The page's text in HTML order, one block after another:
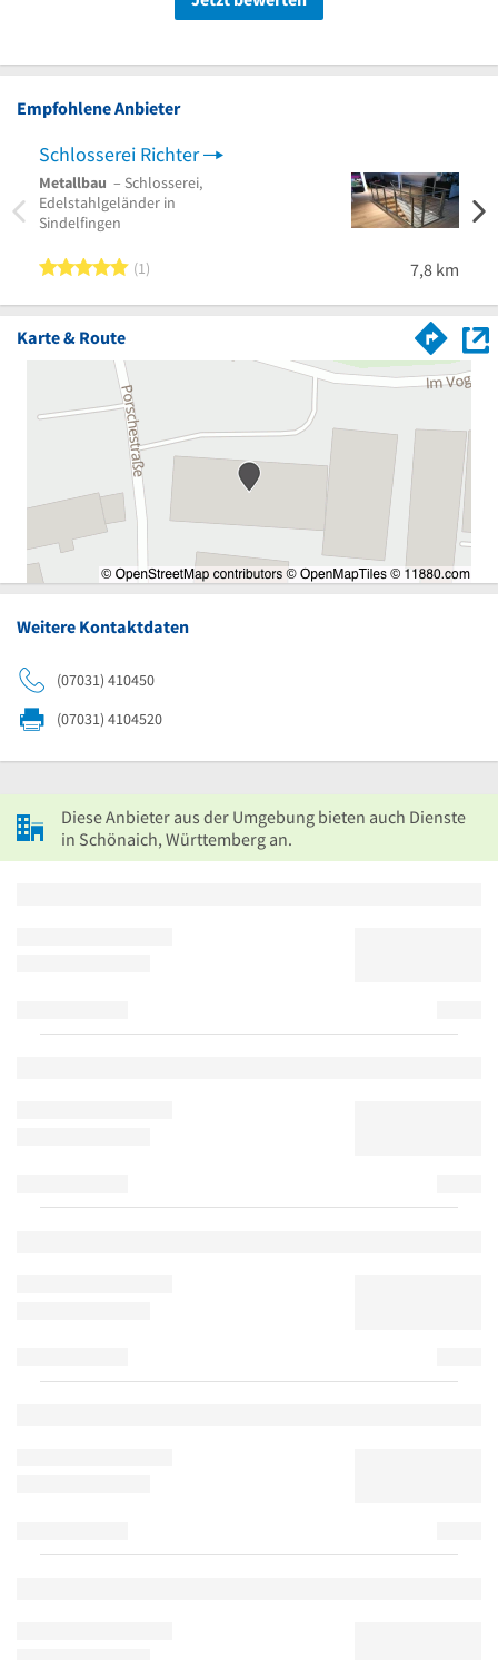
Empfohlene Anbieter
Schlosserei Richter
Metallbau – Schlosserei,
Edelstahlgeländer in
Sindelfingen
5 von 5 Sternen
1 7,8 km
Karte & Route
Weitere Kontaktdaten
(07031) 410450
(07031) 4104520
Diese Anbieter aus der Umgebung bieten auch Dienste
in Schönaich, Württemberg an.